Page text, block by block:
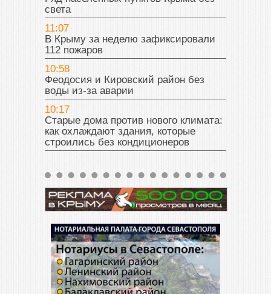
света
11:07
В Крыму за неделю зафиксировали
112 пожаров
10:58
Феодосия и Кировский район без
воды из-за аварии
10:17
Старые дома против нового климата:
как охлаждают здания, которые
строились без кондиционеров